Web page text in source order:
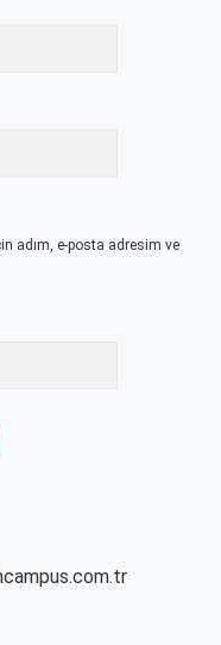
adım, e-posta adresim ve